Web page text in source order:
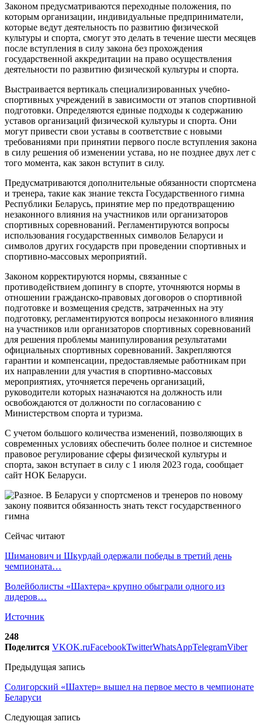
Законом предусматриваются переходные положения, по
которым организации, индивидуальные предприниматели,
которые ведут деятельность по развитию физической
культуры и спорта, смогут это делать в течение шести месяцев
после вступления в силу закона без прохождения
государственной аккредитации на право осуществления
деятельности по развитию физической культуры и спорта.
Выстраивается вертикаль специализированных учебно-
спортивных учреждений в зависимости от этапов спортивной
подготовки. Определяются единые подходы к содержанию
уставов организаций физической культуры и спорта. Они
могут привести свои уставы в соответствие с новыми
требованиями при принятии первого после вступления закона
в силу решения об изменении устава, но не позднее двух лет с
того момента, как закон вступит в силу.
Предусматриваются дополнительные обязанности спортсмена
и тренера, такие как знание текста Государственного гимна
Республики Беларусь, принятие мер по предотвращению
незаконного влияния на участников или организаторов
спортивных соревнований. Регламентируются вопросы
использования государственных символов Беларуси и
символов других государств при проведении спортивных и
спортивно-массовых мероприятий.
Законом корректируются нормы, связанные с
противодействием допингу в спорте, уточняются нормы в
отношении гражданско-правовых договоров о спортивной
подготовке и возмещения средств, затраченных на эту
подготовку, регламентируются вопросы незаконного влияния
на участников или организаторов спортивных соревнований
для решения проблемы манипулирования результатами
официальных спортивных соревнований. Закрепляются
гарантии и компенсации, предоставляемые работникам при
их направлении для участия в спортивно-массовых
мероприятиях, уточняется перечень организаций,
руководители которых назначаются на должность или
освобождаются от должности по согласованию с
Министерством спорта и туризма.
С учетом большого количества изменений, позволяющих в
современных условиях обеспечить более полное и системное
правовое регулирование сферы физической культуры и
спорта, закон вступает в силу с 1 июля 2023 года, сообщает
сайт НОК Беларуси.
Сейчас читают
Шиманович и Шкурдай одержали победы в третий день
чемпионата…
Волейболисты «Шахтера» крупно обыграли одного из
лидеров…
Источник
248
Поделится VKOK.ruFacebookTwitterWhatsAppTelegramViber
Предыдущая запись
Солигорский «Шахтер» вышел на первое место в чемпионате
Беларуси
Следующая запись